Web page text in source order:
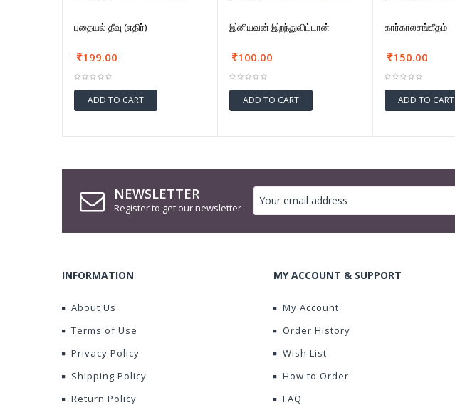
புதையல் தீவு (எதிர்)
199.00
ADD TO CART
இனியவன் இறந்துவிட்டான்
100.00
ADD TO CART
கார்காலசங்கீதம்
150.00
ADD TO CART
NEWSLETTER
Register to get our newsletter
INFORMATION
About Us
Terms of Use
Privacy Policy
Shipping Policy
Return Policy
MY ACCOUNT & SUPPORT
My Account
Order History
Wish List
How to Order
FAQ